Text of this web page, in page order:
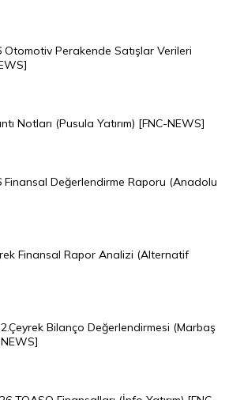
Perakende Satışlar Verileri
Notları (Pusula Yatırım) [FNC-NEWS]
Finansal Değerlendirme Raporu (Anadolu
Finansal Rapor Analizi (Alternatif
Bilanço Değerlendirmesi (Marbaş